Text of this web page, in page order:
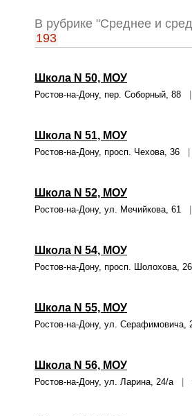
В рубрике "Среднее и
193
Школа N 50, МОУ
Ростов-на-Дону, пер. Соборный, 88
Школа N 51, МОУ
Ростов-на-Дону, просп. Чехова, 36
Школа N 52, МОУ
Ростов-на-Дону, ул. Мечийкова, 61
Школа N 54, МОУ
Ростов-на-Дону, просп. Шолохова,
Школа N 55, МОУ
Ростов-на-Дону, ул. Серафимовича,
Школа N 56, МОУ
Ростов-на-Дону, ул. Ларина, 24/а